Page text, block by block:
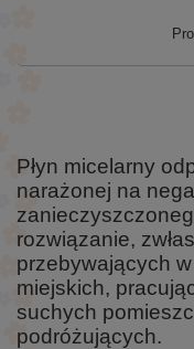
Płyn micelarny
narażonej na
rozwiązanie,
przebywających
miejskich,
suchych
podróżujących.